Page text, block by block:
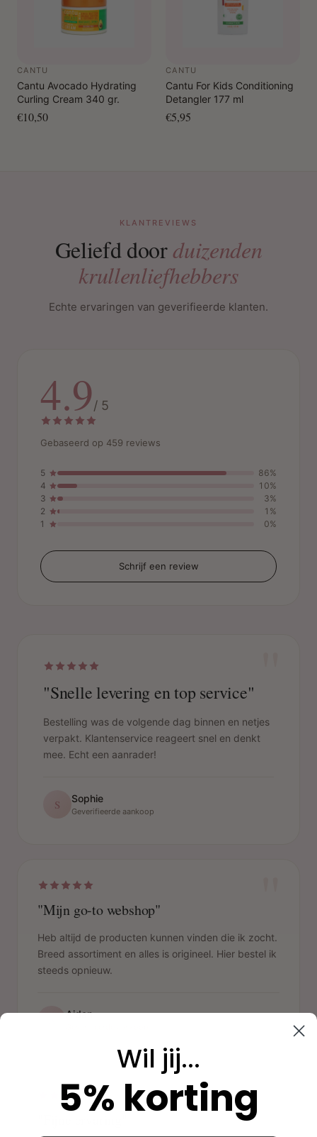
CANTU
Cantu Avocado Hydrating
Curling Cream 340 gr.
€10,50
CANTU
Cantu For Kids Conditioning
Detangler 177 ml
€5,95
KLANTREVIEWS
Geliefd doorduizenden
krullenliefhebbers
Echte ervaringen van geverifieerde klanten.
4.9/ 5
Gebaseerd op 459 reviews
5
86%
4
10%
3
3%
2
1%
1
0%
Schrijf een review
"Snelle levering en top service"
Bestelling was de volgende dag binnen en netjes
verpakt. Klantenservice reageert snel en denkt
mee. Echt een aanrader!
S Sophie
Geverifieerde aankoop
"Mijn go-to webshop"
Heb altijd de producten kunnen vinden die ik zocht.
Breed assortiment en alles is origineel. Hier bestel ik
steeds opnieuw.
Aidan
Wil jij...
5% korting